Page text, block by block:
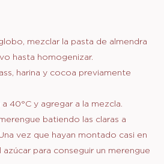
mezclar la pasta de almendra
hasta homogenizar.
harina y cocoa previamente
40°C y agregar a la mezcla.
batiendo las claras a
vez que hayan montado casi en
para conseguir un merengue